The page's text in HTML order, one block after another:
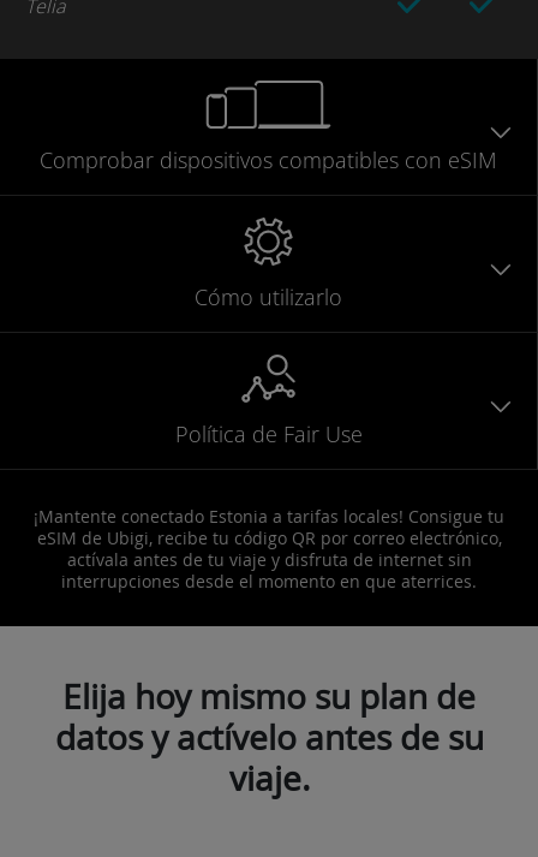
Telia
Comprobar dispositivos compatibles con eSIM
Cómo utilizarlo
Política de Fair Use
¡Mantente conectado Estonia a tarifas locales! Consigue tu
eSIM de Ubigi, recibe tu código QR por correo electrónico,
actívala antes de tu viaje y disfruta de internet sin
interrupciones desde el momento en que aterrices.
Elija hoy mismo su plan de
datos y actívelo antes de su
viaje.